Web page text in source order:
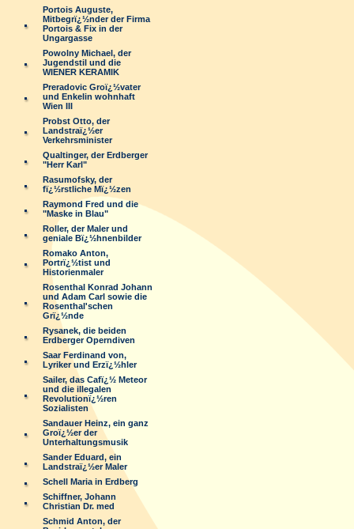
Portois Auguste,
Mitbegrï¿½nder der Firma
Portois & Fix in der
Ungargasse
Powolny Michael, der
Jugendstil und die
WIENER KERAMIK
Preradovic Groï¿½vater
und Enkelin wohnhaft
Wien III
Probst Otto, der
Landstraï¿½er
Verkehrsminister
Qualtinger, der Erdberger
"Herr Karl"
Rasumofsky, der
fï¿½rstliche Mï¿½zen
Raymond Fred und die
"Maske in Blau"
Roller, der Maler und
geniale Bï¿½hnenbilder
Romako Anton,
Portrï¿½tist und
Historienmaler
Rosenthal Konrad Johann
und Adam Carl sowie die
Rosenthal'schen
Grï¿½nde
Rysanek, die beiden
Erdberger Operndiven
Saar Ferdinand von,
Lyriker und Erzï¿½hler
Sailer, das Cafï¿½ Meteor
und die illegalen
Revolutionï¿½ren
Sozialisten
Sandauer Heinz, ein ganz
Groï¿½er der
Unterhaltungsmusik
Sander Eduard, ein
Landstraï¿½er Maler
Schell Maria in Erdberg
Schiffner, Johann
Christian Dr. med
Schmid Anton, der